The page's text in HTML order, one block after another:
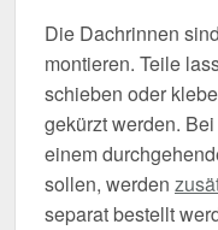
Die Dachrinnen
montieren. Teile
schieben oder
gekürzt werden.
einem
sollen, werden
separat bestellt